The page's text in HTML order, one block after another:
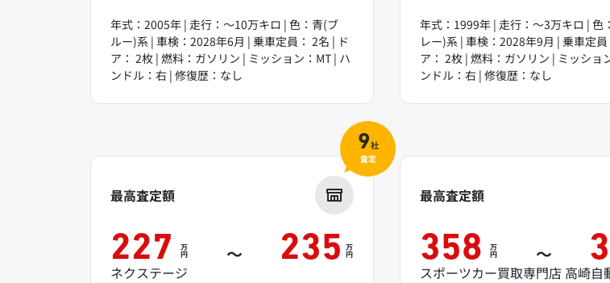
年式：2005年 | 走行：～10万キロ | 色：青(ブ
ルー)系 | 車検：2028年6月 | 乗車定員： 2名 | ド
ア： 2枚 | 燃料：ガソリン | ミッション：MT | ハ
ンドル：右 | 修復歴：なし
年式：1999年 | 走行：～3万キロ | 色
レー)系 | 車検：2028年9月 | 乗車定員
ア： 2枚 | 燃料：ガソリン | ミッショ
ンドル：右 | 修復歴：なし
最高査定額
227 万
円 ～ 235 万
円
ネクステージ
9社
査定
最高査定額
358 万
円 ～
スポーツカー買取専門店 高崎自